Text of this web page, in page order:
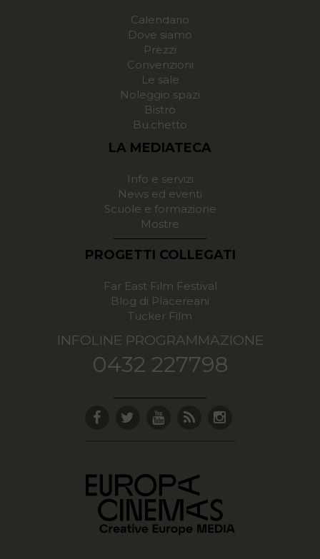
Calendario
Dove siamo
Prezzi
Convenzioni
Le sale
Noleggio spazi
Bistrò
Bu.chetto
LA MEDIATECA
Info e servizi
News ed eventi
Scuole e formazione
Mostre
PROGETTI COLLEGATI
Far East Film Festival
Blog di Placereani
Tucker Film
INFOLINE PROGRAMMAZIONE
0432 227798